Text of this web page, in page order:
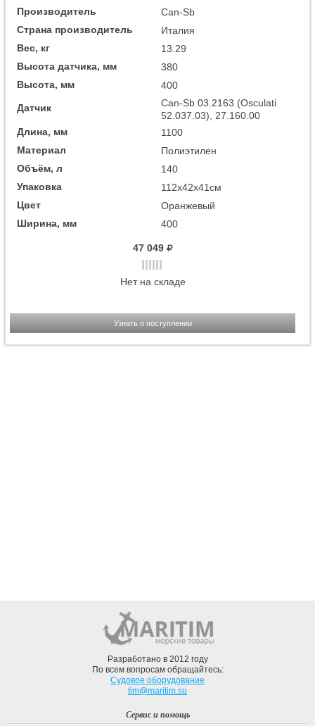
Производитель
Can-Sb
Страна производитель
Италия
Вес, кг
13.29
Высота датчика, мм
380
Высота, мм
400
Датчик
Can-Sb 03.2163 (Osculati
52.037.03), 27.160.00
Длина, мм
1100
Материал
Полиэтилен
Объём, л
140
Упаковка
112x42x41см
Цвет
Оранжевый
Ширина, мм
400
47 049
Нет на складе
Узнать о поступлении
Разработано в 2012 году
По всем вопросам обращайтесь:
Судовое оборудование
tim@maritim.su
Сервис и помощь